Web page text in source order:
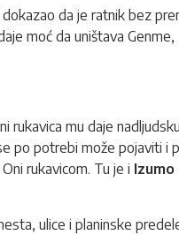
da je ratnik bez
moć da uništava
mu daje
po potrebi može pojaviti i
rukavicom. Tu je i Izumo
ulice i planinske